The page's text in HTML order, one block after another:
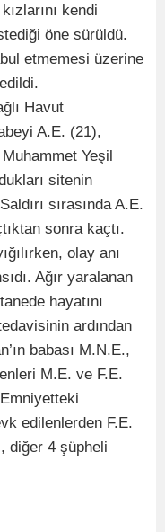
kendi
öne sürüldü.
etmemesi üzerine
Havut
A.E. (21),
Yeşil
sitenin
sırasında A.E.
sonra kaçtı.
olay anı
Ağır yaralanan
hayatını
ardından
babası M.N.E.,
M.E. ve F.E.
Emniyetteki
edilenlerden F.E.
diğer 4 şüpheli